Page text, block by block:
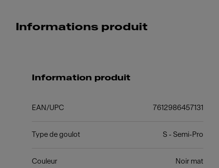
Informations produit
Information produit
EAN/UPC 7612986457131
Type de goulot S - Semi-Pro
Couleur Noir mat